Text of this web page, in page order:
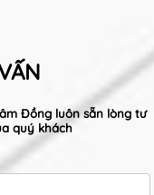
Đồng luôn sẵn lòng tư
quý khách